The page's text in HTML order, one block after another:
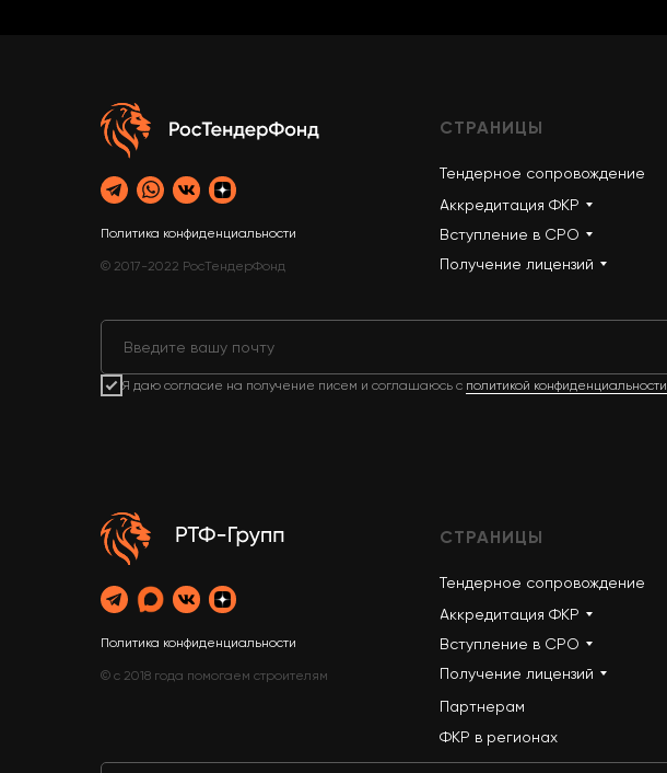
Аккредитация ФКР
Вступление в СРО
Получение лицензий
СТРАНИЦЫ
Тендерное сопровождение
Политика конфиденциальности
© 2017-2022 РосТендерФонд
Я даю согласие на получение писем и соглашаюсь с политикой конфиденциальности
СТРАНИЦЫ
Тендерное сопровождение
Политика конфиденциальности
© с 2018 года помогаем строителям
Аккредитация ФКР
Вступление в СРО
Получение лицензий
Партнерам
ФКР в регионах